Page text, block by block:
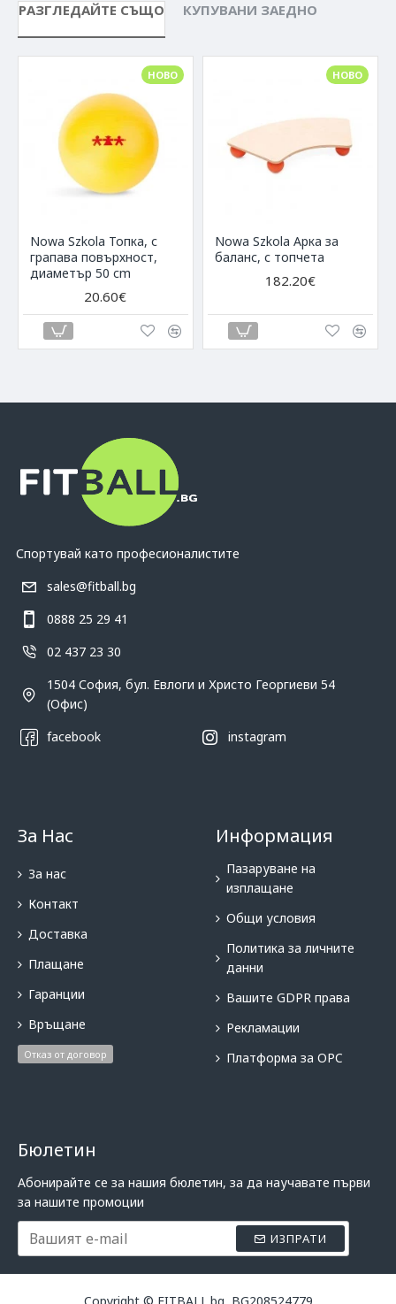
РАЗГЛЕДАЙТЕ СЪЩО КУПУВАНИ ЗАЕДНО
НОВО
Nowa Szkola Топка, с
грапава повърхност,
диаметър 50 cm
20.60€
НОВО
Nowa Szkola Арка за
баланс, с топчета
182.20€
Спортувай като професионалистите
sales@fitball.bg
0888 25 29 41
02 437 23 30
1504 София, бул. Евлоги и Христо Георгиеви 54
(Офис)
facebook
instagram
За Нас
За нас
Контакт
Доставка
Плащане
Гаранции
Връщане
Отказ от договор
Информация
Пазаруване на
изплащане
Общи условия
Политика за личните
данни
Вашите GDPR права
Рекламации
Платформа за OPC
Бюлетин
Абонирайте се за нашия бюлетин, за да научавате първи
за нашите промоции
ИЗПРАТИ